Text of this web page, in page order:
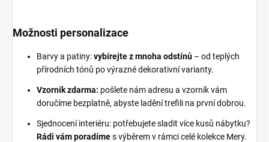
Možnosti personalizace
Barvy a patiny:vybírejte z mnoha odstínů – od teplých
přírodních tónů po výrazné dekorativní varianty.
Vzorník zdarma: pošlete nám adresu a vzorník vám
doručíme bezplatně, abyste ladění trefili na první dobrou.
Sjednocení interiéru: potřebujete sladit více kusů nábytku?
Rádi vám poradímes výběrem v rámci celé kolekce Mery.